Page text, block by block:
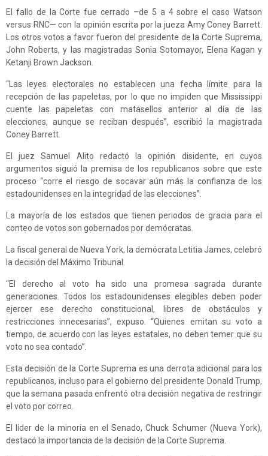
El fallo de la Corte fue cerrado –de 5 a 4 sobre el caso Watson
versus RNC— con la opinión escrita por la jueza Amy Coney Barrett.
Los otros votos a favor fueron del presidente de la Corte Suprema,
John Roberts, y las magistradas Sonia Sotomayor, Elena Kagan y
Ketanji Brown Jackson.
“Las leyes electorales no establecen una fecha límite para la
recepción de las papeletas, por lo que no impiden que Mississippi
cuente las papeletas con matasellos anterior al día de las
elecciones, aunque se reciban después”, escribió la magistrada
Coney Barrett.
El juez Samuel Alito redactó la opinión disidente, en cuyos
argumentos siguió la premisa de los republicanos sobre que este
proceso “corre el riesgo de socavar aún más la confianza de los
estadounidenses en la integridad de las elecciones”.
La mayoría de los estados que tienen periodos de gracia para el
conteo de votos son gobernados por demócratas.
La fiscal general de Nueva York, la demócrata Letitia James, celebró
la decisión del Máximo Tribunal.
“El derecho al voto ha sido una promesa sagrada durante
generaciones. Todos los estadounidenses elegibles deben poder
ejercer ese derecho constitucional, libres de obstáculos y
restricciones innecesarias”, expuso. “Quienes emitan su voto a
tiempo, de acuerdo con las leyes estatales, no deben temer que su
voto no sea contado”.
Esta decisión de la Corte Suprema es una derrota adicional para los
republicanos, incluso para el gobierno del presidente Donald Trump,
que la semana pasada enfrentó otra decisión negativa de restringir
el voto por correo.
El líder de la minoría en el Senado, Chuck Schumer (Nueva York),
destacó la importancia de la decisión de la Corte Suprema.